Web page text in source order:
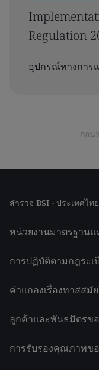
Regulation
อุปกรณ์ทางการ
ก่อน
สำรวจ BSI - ประเทศไทย
หน่วยงานมาตรฐานแ
การปฏิบัติตามกฎระเ
คำแถลงเรื่องทาสสมั
ลูกค้าและพันธมิตรขอ
การรับรองคุณภาพขอ